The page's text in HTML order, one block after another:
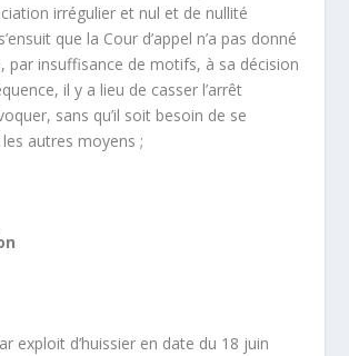
irrégulier et nul et de nullité
que la Cour d’appel n’a pas donné
par insuffisance de motifs, à sa décision
il y a lieu de casser l’arrêt
sans qu’il soit besoin de se
autres moyens ;
exploit d’huissier en date du 18 juin